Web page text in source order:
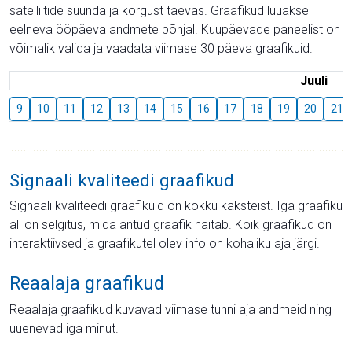
satelliitide suunda ja kõrgust taevas. Graafikud luuakse
eelneva ööpäeva andmete põhjal. Kuupäevade paneelist on
võimalik valida ja vaadata viimase 30 päeva graafikuid.
Juuli
9 10 11 12 13 14 15 16 17 18 19 20 21
Signaali kvaliteedi graafikud
Signaali kvaliteedi graafikuid on kokku kaksteist. Iga graafiku
all on selgitus, mida antud graafik näitab. Kõik graafikud on
interaktiivsed ja graafikutel olev info on kohaliku aja järgi.
Reaalaja graafikud
Reaalaja graafikud kuvavad viimase tunni aja andmeid ning
uuenevad iga minut.